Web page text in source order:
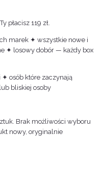
płacisz 119 zł.
marek ✦ wszystkie nowe i
✦ losowy dobór — każdy box
osób które zaczynają
bliskiej osoby
Brak możliwości wyboru
nowy, oryginalnie